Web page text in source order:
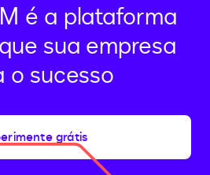
é a plataforma
sua empresa
o sucesso
grátis